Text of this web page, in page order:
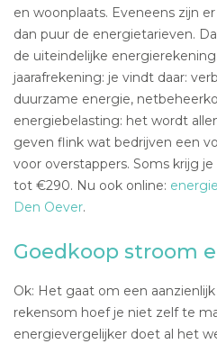
en woonplaats. Eveneens zijn
dan puur de energietarieven.
de uiteindelijke
jaarafrekening: je vindt daar:
duurzame energie,
energiebelasting: het wordt
geven flink wat bedrijven een
voor overstappers. Soms krijg je
tot €290. Nu ook online:
Den Oever.
Goedkoop stroom
Ok: Het gaat om een
rekensom hoef je niet zelf te
energievergelijker doet al het